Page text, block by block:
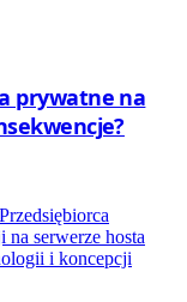
prywatne na